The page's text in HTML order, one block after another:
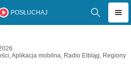
POSŁUCHAJ
,Aplikacja mobilna, Radio Elbląg, Regiony